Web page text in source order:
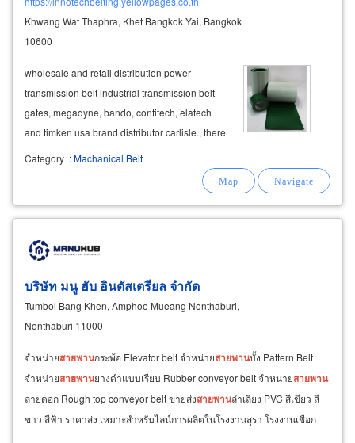
Khwang Wat Thaphra, Khet Bangkok Yai, Bangkok
10600
​wholesale and retail distribution power
transmission belt industrial transmission belt
gates, megadyne, bando, contitech, elatech
and timken usa brand distributor carlisle., there
ready to be delivered. made to order industrial
Category :Machanical Belt
บริษัท มนู ฮับ อินดัสเตรียล จำกัด
Tumbol Bang Khen, Amphoe Mueang Nonthaburi,
Nonthaburi 11000
จำหน่ายสายพานกระพ้อ Elevator belt จำหน่ายสายพานบั้ง Pattern Belt
จำหน่ายสายพานยางดำแบบเรียบ Rubber conveyor belt จำหน่ายสายพาน
ลายดอก Rough top conveyor belt ขายส่งสายพานลำเลียง PVC สีเขียว สี
ขาว สีฟ้า ราคาส่ง เหมาะสำหรับไลน์การผลิตในโรงงานสุรา โรงงานเชือก